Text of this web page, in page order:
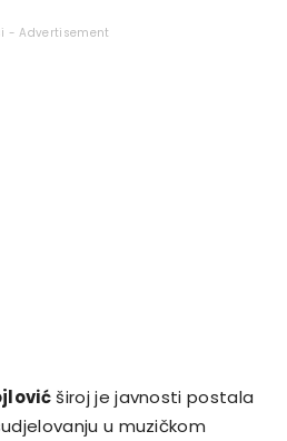
- Advertisement
široj je javnosti postala
u muzičkom